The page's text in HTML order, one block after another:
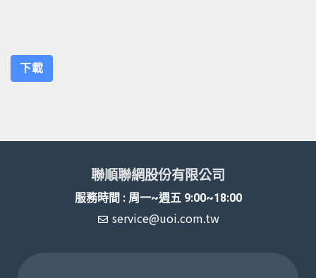
下載
聯順聯網股份有限公司
服務時間 : 周一~週五 9:00~18:00
service@uoi.com.tw